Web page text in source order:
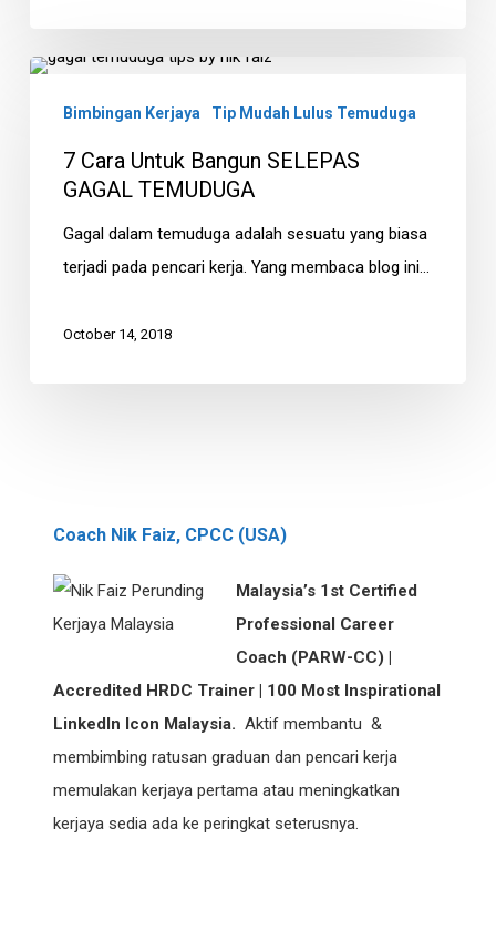
7
Bangun
GAGAL
TEMUDUGA
Bimbingan Kerjaya Tip Mudah Lulus Temuduga
7 Cara Untuk Bangun SELEPAS
GAGAL TEMUDUGA
Gagal dalam temuduga adalah sesuatu yang biasa
terjadi pada pencari kerja. Yang membaca blog ini…
October 14, 2018
Coach Nik Faiz, CPCC (USA)
Malaysia’s 1st Certified
Professional Career
Coach (PARW-CC) |
Accredited HRDC Trainer | 100 Most Inspirational
LinkedIn Icon Malaysia. Aktif membantu &
membimbing ratusan graduan dan pencari kerja
memulakan kerjaya pertama atau meningkatkan
kerjaya sedia ada ke peringkat seterusnya.